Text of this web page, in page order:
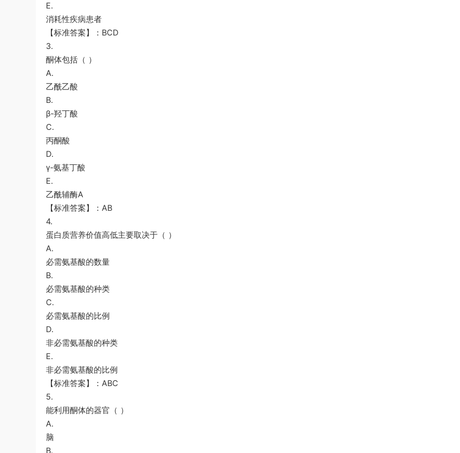
E.
消耗性疾病患者
【标准答案】：BCD
3.
酮体包括（ ）
A.
乙酰乙酸
B.
β-羟丁酸
C.
丙酮酸
D.
γ-氨基丁酸
E.
乙酰辅酶A
【标准答案】：AB
4.
蛋白质营养价值高低主要取决于（ ）
A.
必需氨基酸的数量
B.
必需氨基酸的种类
C.
必需氨基酸的比例
D.
非必需氨基酸的种类
E.
非必需氨基酸的比例
【标准答案】：ABC
5.
能利用酮体的器官（ ）
A.
脑
B.